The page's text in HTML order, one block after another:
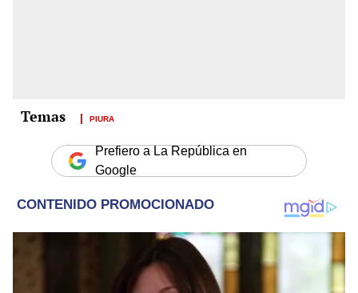
PIURA
Prefiero a La República en
Google